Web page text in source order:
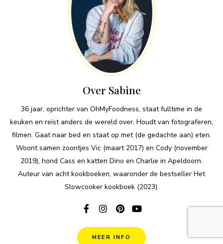
Over Sabine
36 jaar, oprichter van OhMyFoodness, staat fulltime in de
keuken en reist anders de wereld over. Houdt van fotograferen,
filmen. Gaat naar bed en staat op met (de gedachte aan) eten.
Woont samen zoontjes Vic (maart 2017) en Cody (november
2019), hond Cass en katten Dino en Charlie in Apeldoorn.
Auteur van acht kookboeken, waaronder de bestseller Het
Slowcooker kookboek (2023).
MEER INFO